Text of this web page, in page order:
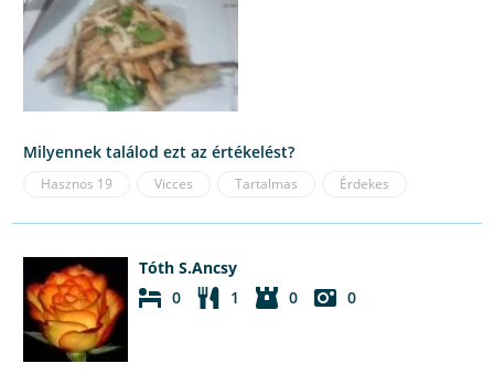
Milyennek találod ezt az értékelést?
Hasznos 19 Vicces Tartalmas Érdekes
Tóth S.Ancsy
0
1 0 0